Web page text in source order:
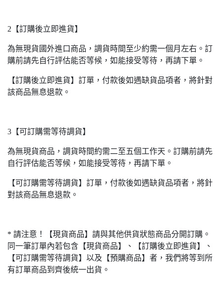
2【訂購後立即進貨】
為無現貨國外進口商品，調貨時間至少約需一個月左右。訂
購前請先自行評估能否等候，如能接受等待，再請下單。
【訂購後立即進貨】訂單，付款後如遇缺貨品項者，將針對
該商品無息退款。
3【可訂購需等待調貨】
為無現貨商品，調貨時間約需二至五個工作天。訂購前請先
自行評估能否等候，如能接受等待，再請下單。
【可訂購需等待調貨】訂單，付款後如遇缺貨品項者，將針
對該商品無息退款。
* 請注意！【現貨商品】請與其他供貨狀態商品分開訂購。
同一筆訂單內若包含【現貨商品】、【訂購後立即進貨】、
【可訂購需等待調貨】以及【預購商品】者，我們將等到所
有訂單商品到齊後統一出貨。